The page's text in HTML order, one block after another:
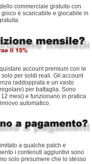
commerciale gratuito con
è scaricabile e giocabile in
account premium con le
per soldi reali. Gli account
raddoppiata e un vasto
per battaglia. Sono
mesi) e funzionano in pratica
automatico.
a qualche patch e
i contenuti aggiuntivi sono
solo presumere che lo stesso